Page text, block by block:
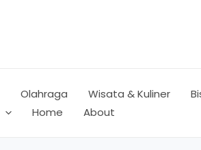
Olahraga Wisata & Kuliner
Home About